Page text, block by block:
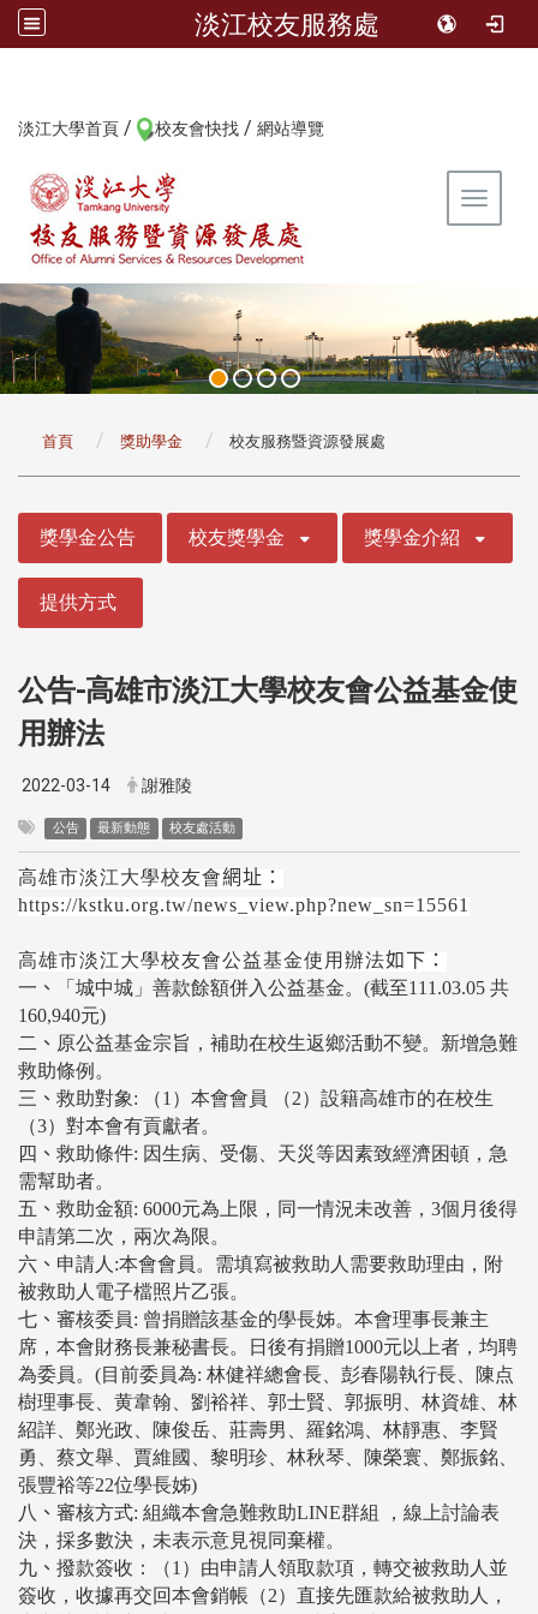
淡江校友服務處
淡江大學首頁 / 校友會快找 / 網站導覽
Toggle
首頁 獎助學金 校友服務暨資源發展處
獎學金公告 校友獎學金 獎學金介紹
提供方式
公告-高雄市淡江大學校友會公益基金使
用辦法
2022-03-14 謝雅陵
公告 最新動態 校友處活動
高雄市淡江大學校友會網址：
https://kstku.org.tw/news_view.php?new_sn=15561
高雄市淡江大學校友會公益基金使用辦法如下：
一 、
「城中城」善款餘額併入公益基金。(截至111.03.05 共
160,940元)
二 、 原公益基金宗旨，補助在校生返鄉活動不變。新增急難
救助條例。
三 、 救助對象: （1）本會會員 （2）設籍高雄市的在校生
（3）對本會有貢獻者。
四 、 救助條件: 因生病、受傷、天災等因素致經濟困頓，急
需幫助者。
五 、 救助金額: 6000元為上限，同一情況未改善，3個月後得
申請第二次，兩次為限。
六 、 申請人:本會會員。需填寫被救助人需要救助理由，附
被救助人電子檔照片乙張。
七 、 審核委員: 曾捐贈該基金的學長姊。本會理事長兼主
席，本會財務長兼秘書長。日後有捐贈1000元以上者，均聘
為委員。(目前委員為: 林健祥總會長、彭春陽執行長、陳点
樹理事長、黄韋翰、劉裕祥、郭士賢、郭振明、林資雄、林
紹詳、鄭光政、陳俊岳、莊壽男、羅銘鴻、林靜惠、李賢
勇、蔡文舉、賈維國、黎明珍、林秋琴、陳榮寰、鄭振銘、
張豐裕等22位學長姊)
八 、 審核方式: 組織本會急難救助LINE群組 ，線上討論表
決，採多數決，未表示意見視同棄權。
九 、 撥款簽收：（1）由申請人領取款項，轉交被救助人並
簽收，收據再交回本會銷帳（2）直接先匯款給被救助人，